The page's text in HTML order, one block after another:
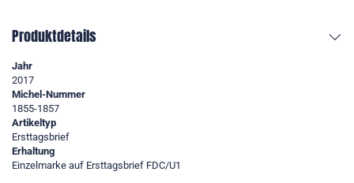
Produktdetails
Jahr
2017
Michel-Nummer
1855-1857
Artikeltyp
Ersttagsbrief
Erhaltung
Einzelmarke auf Ersttagsbrief FDC/U1